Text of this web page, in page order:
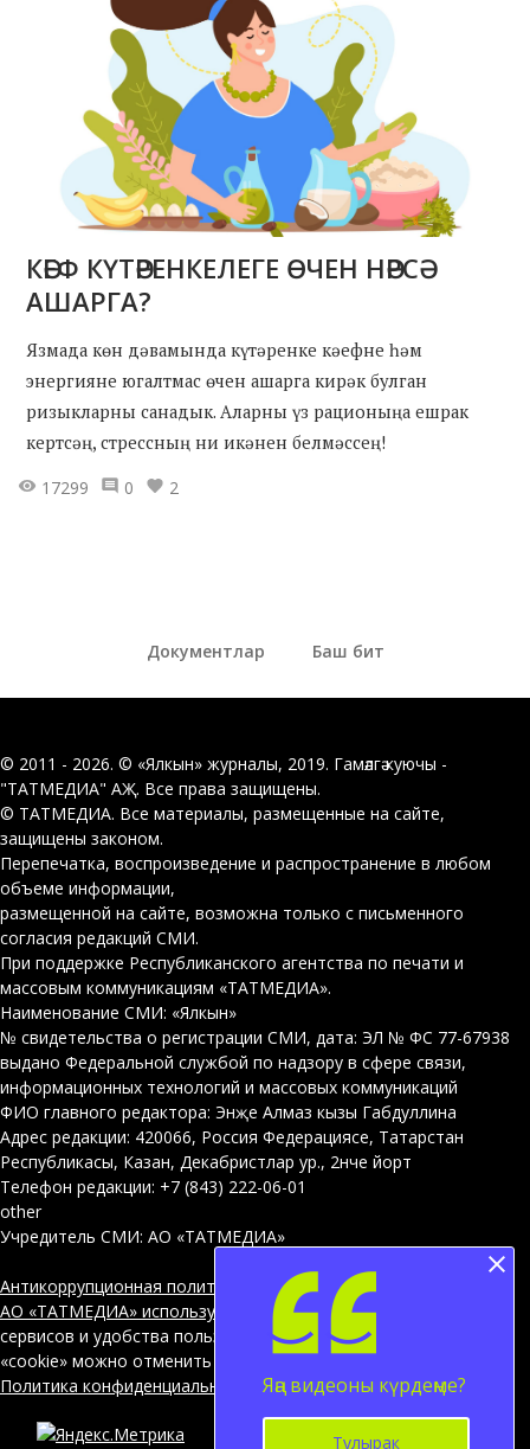
КӘЕФ КҮТӘРЕНКЕЛЕГЕ ӨЧЕН НӘРСӘ
АШАРГА?
Язмада көн дәвамында күтәренке кәефне һәм
энергияне югалтмас өчен ашарга кирәк булган
ризыкларны санадык. Аларны үз рационыңа ешрак
кертсәң, стрессның ни икәнен белмәссең!
17299
0 2
Документлар Баш бит
© 2011 - 2026. © «Ялкын» журналы, 2019. Гамәлгә куючы -
"ТАТМЕДИА" АҖ. Все права защищены.
© ТАТМЕДИА. Все материалы, размещенные на сайте,
защищены законом.
Перепечатка, воспроизведение и распространение в любом
объеме информации,
размещенной на сайте, возможна только с письменного
согласия редакций СМИ.
При поддержке Республиканского агентства по печати и
массовым коммуникациям «ТАТМЕДИА».
Наименование СМИ: «Ялкын»
№ свидетельства о регистрации СМИ, дата: ЭЛ № ФС 77-67938
выдано Федеральной службой по надзору в сфере связи,
информационных технологий и массовых коммуникаций
ФИО главного редактора: Энҗе Алмаз кызы Габдуллина
Адрес редакции: 420066, Россия Федерациясе, Татарстан
Республикасы, Казан, Декабристлар ур., 2нче йорт
Телефон редакции: +7 (843) 222-06-01
other
Учредитель СМИ: АО «ТАТМЕДИА»
Антикоррупционная политика
АО «ТАТМЕДИА» использует «cookie»для персонализации
сервисов и удобства пользователей сайтом. Использование
«cookie» можно отменить в настройках браузера.
Политика конфиденциальности
12+
Яңа видеоны күрдеңме?
Тулырак